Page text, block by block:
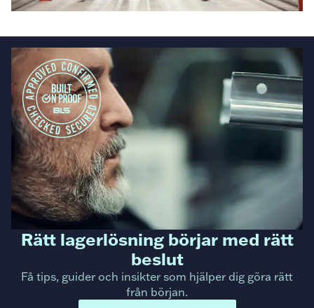
Rätt lagerlösning börjar med rätt
beslut
Få tips, guider och insikter som hjälper dig göra rätt
från början.